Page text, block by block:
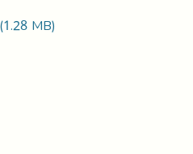
(1.28 MB)